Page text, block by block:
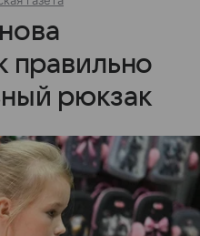
правильно
рюкзак